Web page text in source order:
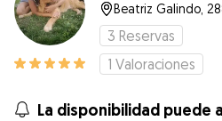
Beatriz Galindo,
3 Reservas
1 Valoraciones
La disponibilidad puede